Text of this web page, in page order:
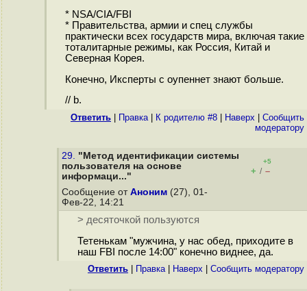
* NSA/CIA/FBI
* Правительства, армии и спец службы
практически всех государств мира, включая такие
тоталитарные режимы, как Россия, Китай и
Северная Корея.
Конечно, Иксперты с оупеннет знают больше.
// b.
Ответить Правка| К родителю #8 Наверх
Cообщить
модератору
29. "Метод идентификации системы
пользователя на основе
информаци..."
+5
+ / –
Сообщение от Аноним (27), 01-
Фев-22, 14:21
> десяточкой пользуются
Тетенькам "мужчина, у нас обед, приходите в
наш FBI после 14:00" конечно виднее, да.
Ответить Правка| Наверх Cообщить модератору